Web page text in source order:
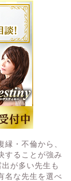
・不倫から、
することが強み
が多い先生も
名な先生を選べ